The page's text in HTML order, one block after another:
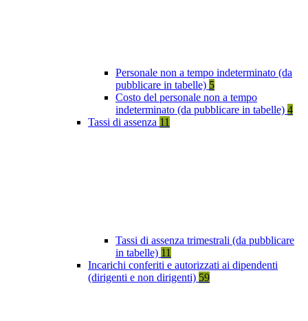
Personale non a tempo indeterminato (da
pubblicare in tabelle) 5
Costo del personale non a tempo
indeterminato (da pubblicare in tabelle) 4
Tassi di assenza 11
Tassi di assenza trimestrali (da pubblicare
in tabelle) 11
Incarichi conferiti e autorizzati ai dipendenti
(dirigenti e non dirigenti) 59